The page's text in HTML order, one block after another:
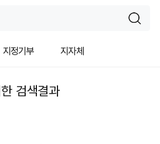
지정기부 지자체
검색결과